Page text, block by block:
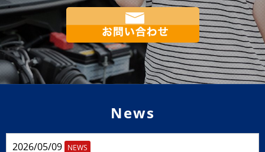
News
2026/05/09 NEWS